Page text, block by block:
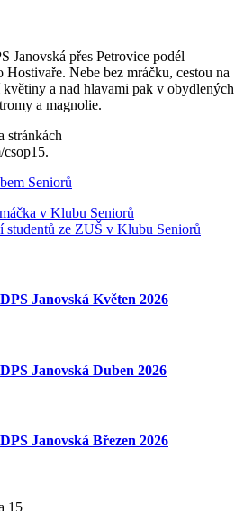
Janovská přes Petrovice podél
Nebe bez mráčku, cestou na
a nad hlavami pak v obydlených
a magnolie.
stránkách
v Klubu Seniorů
studentů ze ZUŠ v Klubu Seniorů
Janovská Květen 2026
Janovská Duben 2026
Janovská Březen 2026